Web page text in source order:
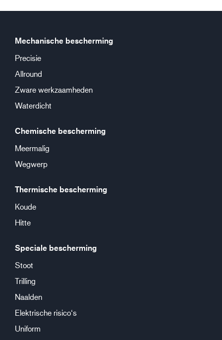
Mechanische bescherming
Precisie
Allround
Zware werkzaamheden
Waterdicht
Chemische bescherming
Meermalig
Wegwerp
Thermische bescherming
Koude
Hitte
Speciale bescherming
Stoot
Trilling
Naalden
Elektrische risico‘s
Uniform